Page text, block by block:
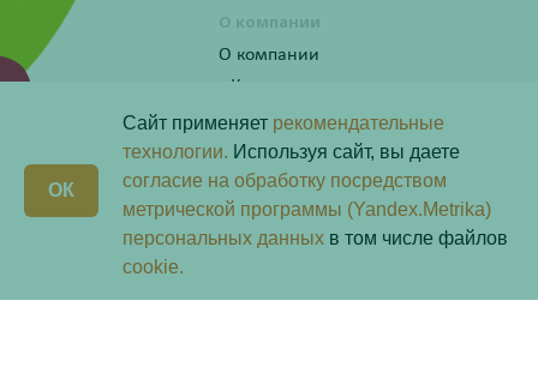
О компании
О компании
Контакты
Получите консультацию по телефону:
8 (800) 201-40-60 доб. 3
Сайт применяет рекомендательные
технологии. Используя сайт, вы даете
согласие на обработку посредством
метрической программы (Yandex.Metrika)
персональных данных в том числе файлов
cookie.
ОК
Скачай наше
приложение